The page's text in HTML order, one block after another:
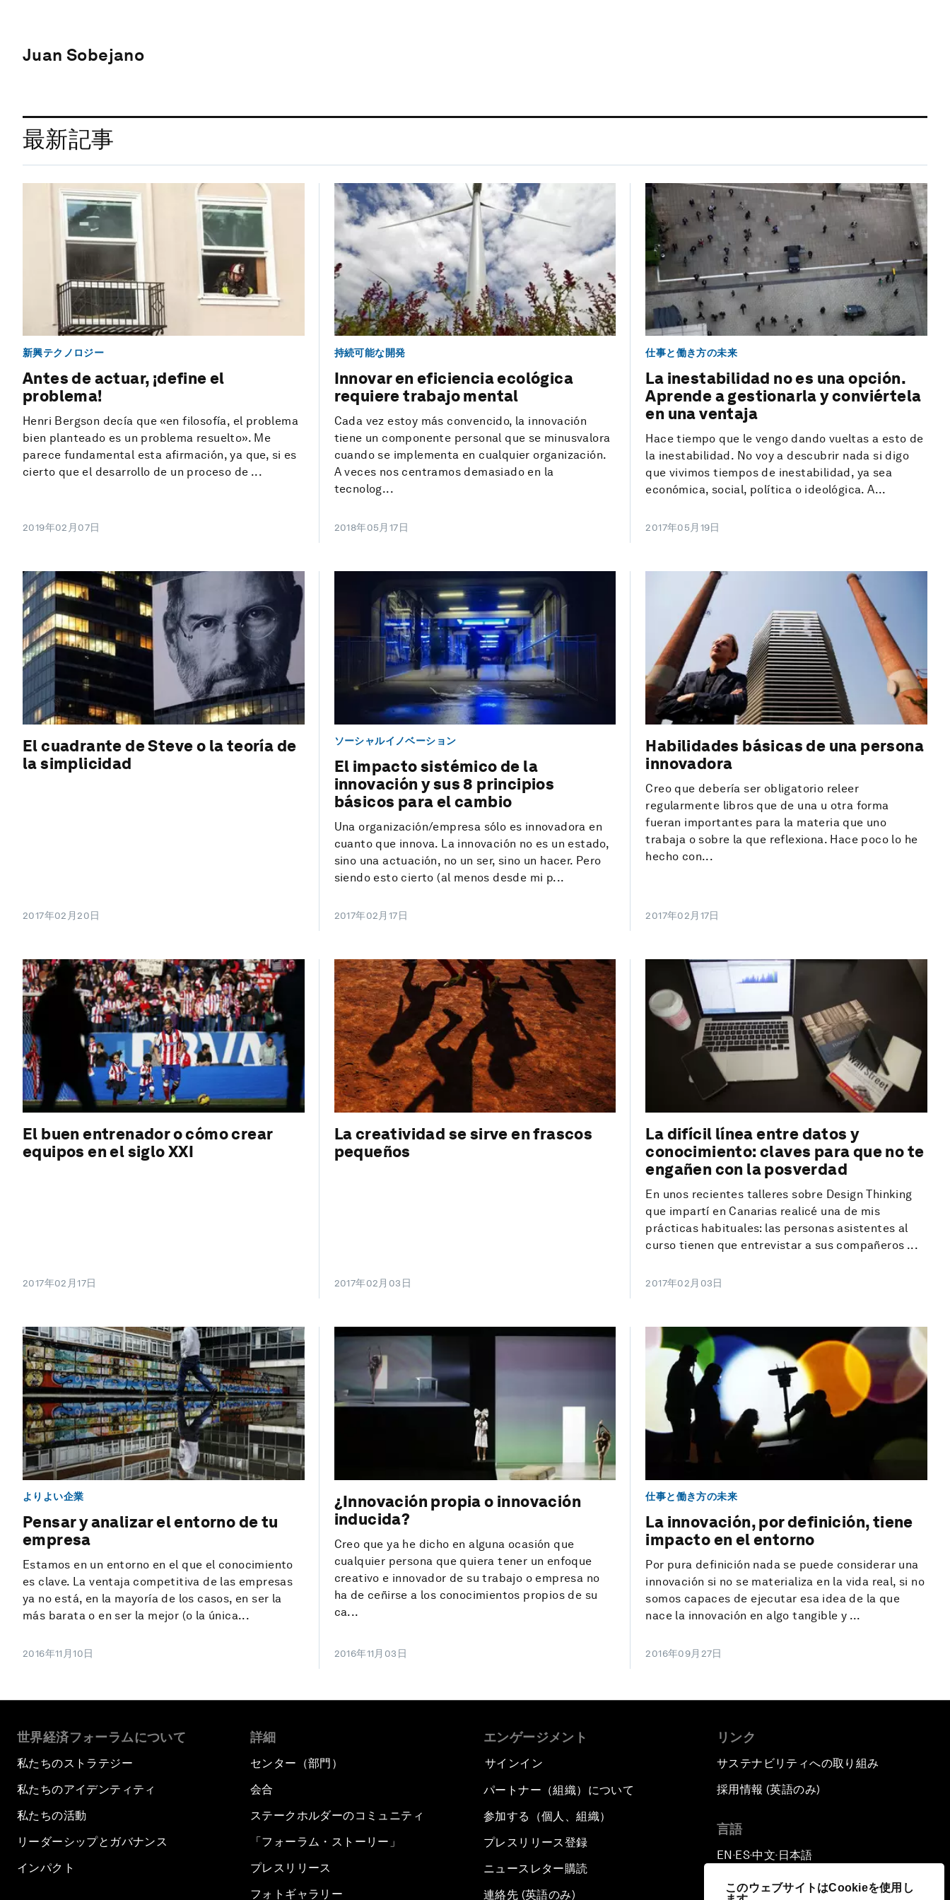
このウェブサイトはCookieを使用し
Juan Sobejano
最新記事
新興テクノロジー
Antes de actuar, ¡define el
problema!
Henri Bergson decía que «en filosofía, el problema
bien planteado es un problema resuelto». Me
parece fundamental esta afirmación, ya que, si es
cierto que el desarrollo de un proceso de ...
2019年02月07日
持続可能な開発
Innovar en eficiencia ecológica
requiere trabajo mental
Cada vez estoy más convencido, la innovación
tiene un componente personal que se minusvalora
cuando se implementa en cualquier organización.
A veces nos centramos demasiado en la
tecnolog...
2018年05月17日
仕事と働き方の未来
La inestabilidad no es una opción.
Aprende a gestionarla y conviértela
en una ventaja
Hace tiempo que le vengo dando vueltas a esto de
la inestabilidad. No voy a descubrir nada si digo
que vivimos tiempos de inestabilidad, ya sea
económica, social, política o ideológica. A...
2017年05月19日
El cuadrante de Steve o la teoría de
la simplicidad
2017年02月20日
ソーシャルイノベーション
El impacto sistémico de la
innovación y sus 8 principios
básicos para el cambio
Una organización/empresa sólo es innovadora en
cuanto que innova. La innovación no es un estado,
sino una actuación, no un ser, sino un hacer. Pero
siendo esto cierto (al menos desde mi p...
2017年02月17日
Habilidades básicas de una persona
innovadora
Creo que debería ser obligatorio releer
regularmente libros que de una u otra forma
fueran importantes para la materia que uno
trabaja o sobre la que reflexiona. Hace poco lo he
hecho con...
2017年02月17日
El buen entrenador o cómo crear
equipos en el siglo XXI
2017年02月17日
La creatividad se sirve en frascos
pequeños
2017年02月03日
La difícil línea entre datos y
conocimiento: claves para que no te
engañen con la posverdad
En unos recientes talleres sobre Design Thinking
que impartí en Canarias realicé una de mis
prácticas habituales: las personas asistentes al
curso tienen que entrevistar a sus compañeros ...
2017年02月03日
よりよい企業
Pensar y analizar el entorno de tu
empresa
Estamos en un entorno en el que el conocimiento
es clave. La ventaja competitiva de las empresas
ya no está, en la mayoría de los casos, en ser la
más barata o en ser la mejor (o la única...
2016年11月10日
¿Innovación propia o innovación
inducida?
Creo que ya he dicho en alguna ocasión que
cualquier persona que quiera tener un enfoque
creativo e innovador de su trabajo o empresa no
ha de ceñirse a los conocimientos propios de su
ca...
2016年11月03日
仕事と働き方の未来
La innovación, por definición, tiene
impacto en el entorno
Por pura definición nada se puede considerar una
innovación si no se materializa en la vida real, si no
somos capaces de ejecutar esa idea de la que
nace la innovación en algo tangible y ...
2016年09月27日
世界経済フォーラムについて
私たちのストラテジー
私たちのアイデンティティ
私たちの活動
リーダーシップとガバナンス
インパクト
詳細
センター（部門）
会合
ステークホルダーのコミュニティ
「フォーラム・ストーリー」
プレスリリース
フォトギャラリー
エンゲージメント
サインイン
パートナー（組織）について
参加する（個人、組織）
プレスリリース登録
ニュースレター購読
連絡先 (英語のみ)
リンク
サステナビリティへの取り組み
採用情報 (英語のみ)
言語
EN ▪ ES▪中文▪ 日本語